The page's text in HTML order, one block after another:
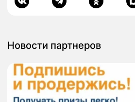
Новости партнеров